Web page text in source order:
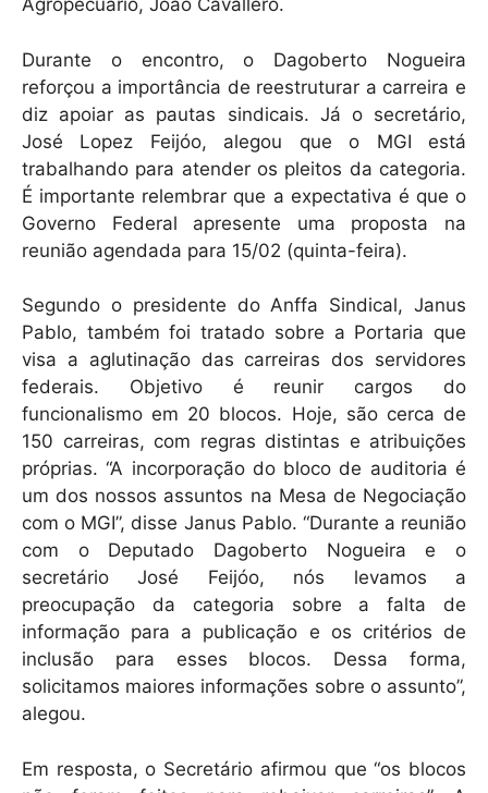
Agropecuário, João Cavallero.
Durante o encontro, o Dagoberto Nogueira
reforçou a importância de reestruturar a carreira e
diz apoiar as pautas sindicais. Já o secretário,
José Lopez Feijóo, alegou que o MGI está
trabalhando para atender os pleitos da categoria.
É importante relembrar que a expectativa é que o
Governo Federal apresente uma proposta na
reunião agendada para 15/02 (quinta-feira).
Segundo o presidente do Anffa Sindical, Janus
Pablo, também foi tratado sobre a Portaria que
visa a aglutinação das carreiras dos servidores
federais. Objetivo é reunir cargos do
funcionalismo em 20 blocos. Hoje, são cerca de
150 carreiras, com regras distintas e atribuições
próprias. “A incorporação do bloco de auditoria é
um dos nossos assuntos na Mesa de Negociação
com o MGI”, disse Janus Pablo. “Durante a reunião
com o Deputado Dagoberto Nogueira e o
secretário José Feijóo, nós levamos a
preocupação da categoria sobre a falta de
informação para a publicação e os critérios de
inclusão para esses blocos. Dessa forma,
solicitamos maiores informações sobre o assunto”,
alegou.
Em resposta, o Secretário afirmou que “os blocos